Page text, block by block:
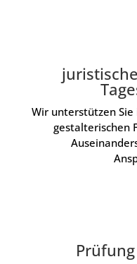
Wir unterstützen Sie
gestalterischen